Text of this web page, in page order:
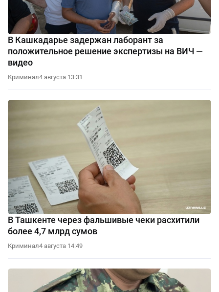
В Кашкадарье задержан лаборант за
положительное решение экспертизы на ВИЧ —
видео
Криминал4 августа 13:31
В Ташкенте через фальшивые чеки расхитили
более 4,7 млрд сумов
Криминал4 августа 14:49